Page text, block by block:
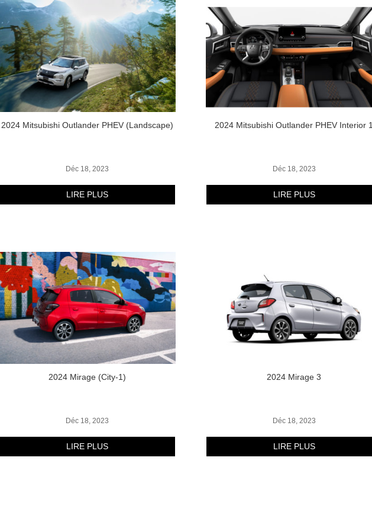
2024 Mitsubishi Outlander PHEV (Landscape)
Déc 18, 2023
LIRE PLUS
2024 Mirage (City-1)
Déc 18, 2023
LIRE PLUS
2024 Mitsubishi Outlander PHEV Interior 1
Déc 18, 2023
LIRE PLUS
2024 Mirage 3
Déc 18, 2023
LIRE PLUS